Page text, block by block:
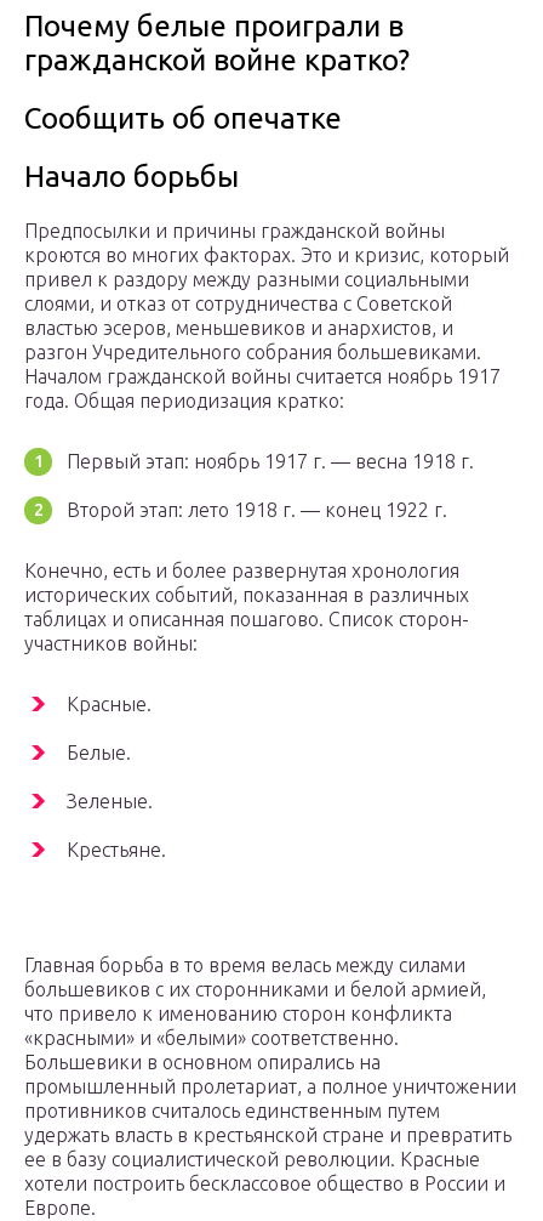
Почему белые проиграли в
гражданской войне кратко?
Сообщить об опечатке
Начало борьбы
Предпосылки и причины гражданской войны
кроются во многих факторах. Это и кризис, который
привел к раздору между разными социальными
слоями, и отказ от сотрудничества с Советской
властью эсеров, меньшевиков и анархистов, и
разгон Учредительного собрания большевиками.
Началом гражданской войны считается ноябрь 1917
года. Общая периодизация кратко:
Первый этап: ноябрь 1917 г. — весна 1918 г.
Второй этап: лето 1918 г. — конец 1922 г.
Конечно, есть и более развернутая хронология
исторических событий, показанная в различных
таблицах и описанная пошагово. Список сторон-
участников войны:
Красные.
Белые.
Зеленые.
Крестьяне.
Главная борьба в то время велась между силами
большевиков с их сторонниками и белой армией,
что привело к именованию сторон конфликта
«красными» и «белыми» соответственно.
Большевики в основном опирались на
промышленный пролетариат, а полное уничтожении
противников считалось единственным путем
удержать власть в крестьянской стране и превратить
ее в базу социалистической революции. Красные
хотели построить бесклассовое общество в России и
Европе.